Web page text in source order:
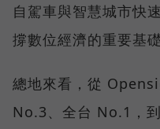
自駕車與智慧城市快
撐數位經濟的重要基礎
總地來看，從
No.3、全台 No.1，